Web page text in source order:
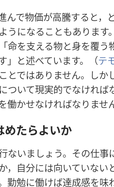
んで物価が高騰すると，
うになることもあります
命を支える物と身を覆う
」と述べています。（テ
とではありません。しか
ついて現実的でなければ
働かせなければなりま
めたらよいか
ないましょう。その仕事
，自分には向いていない
勤勉に働けば達成感を